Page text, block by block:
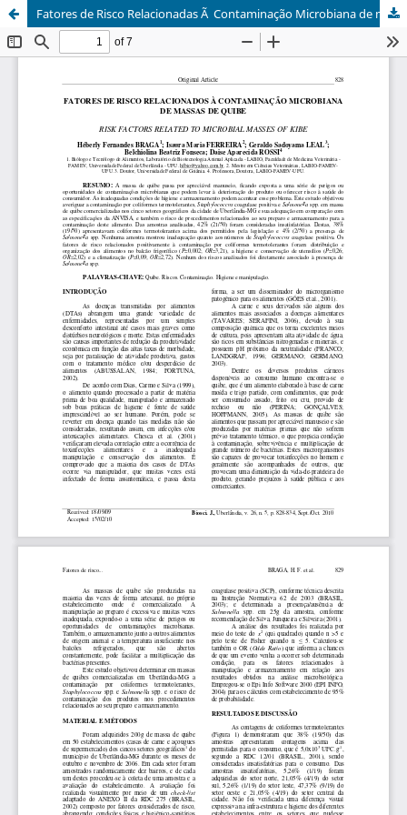
Fatores de Risco Relacionadas Ã Contaminação Microbiana de massa de quibe